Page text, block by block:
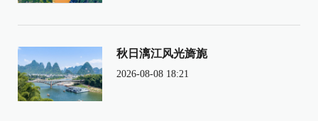
秋日漓江风光旖旎
2026-08-08 18:21